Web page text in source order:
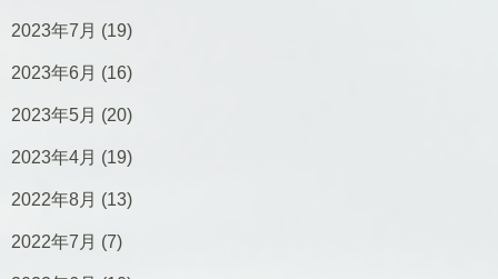
2023年7月 (19)
2023年6月 (16)
2023年5月 (20)
2023年4月 (19)
2022年8月 (13)
2022年7月 (7)